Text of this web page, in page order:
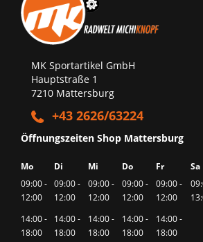
MK Sportartikel GmbH
Hauptstraße 1
7210 Mattersburg
+43 2626/63224
Öffnungszeiten Shop Mattersburg
Mo Di Mi Do Fr
Sa
09:00 -
12:00
09:00 -
12:00
09:00 -
12:00
09:00 -
12:00
09:00 -
12:00
14:00 -
18:00
14:00 -
18:00
14:00 -
18:00
14:00 -
18:00
14:00 -
18:00